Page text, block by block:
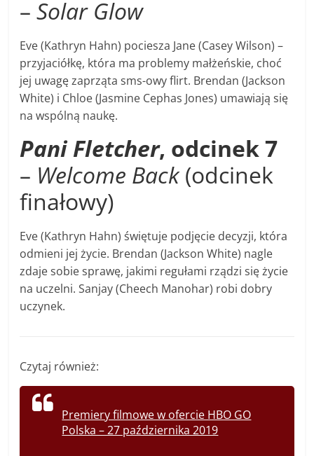
–Solar Glow
Eve (Kathryn Hahn) pociesza Jane (Casey Wilson) –
przyjaciółkę, która ma problemy małżeńskie, choć
jej uwagę zaprząta sms-owy flirt. Brendan (Jackson
White) i Chloe (Jasmine Cephas Jones) umawiają się
na wspólną naukę.
Pani Fletcher, odcinek 7
– Welcome Back(odcinek
finałowy)
Eve (Kathryn Hahn) świętuje podjęcie decyzji, która
odmieni jej życie. Brendan (Jackson White) nagle
zdaje sobie sprawę, jakimi regułami rządzi się życie
na uczelni. Sanjay (Cheech Manohar) robi dobry
uczynek.
Czytaj również:
Premiery filmowe w ofercie HBO GO
Polska – 27 października 2019